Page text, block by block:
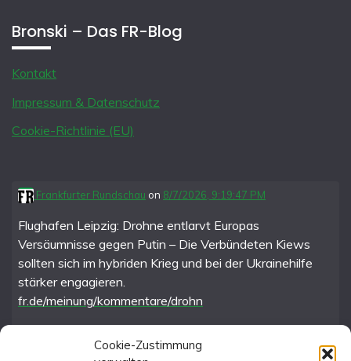
Cookie-Zustimmung
Bronski – Das FR-Blog
Kontakt
Impressum & Datenschutz
Cookie-Richtlinie (EU)
Frankfurter Rundschau on 8/7/2026, 9:19:47 PM
Flughafen Leipzig: Drohne entlarvt Europas
Versäumnisse gegen Putin – Die Verbündeten Kiews
sollten sich im hybriden Krieg und bei der Ukrainehilfe
stärker engagieren.
fr.de/meinung/kommentare/drohn